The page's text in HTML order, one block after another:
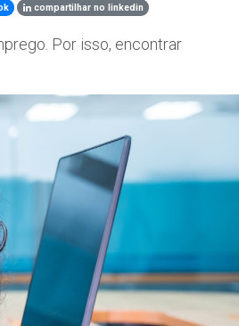
compartilhar no linkedin
Por isso, encontrar